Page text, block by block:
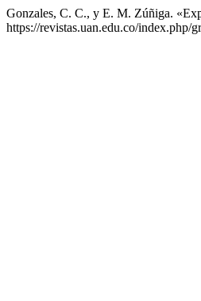
Gonzales, C. C., y E. M. Zúñiga.
https://revistas.uan.edu.co/index.php/